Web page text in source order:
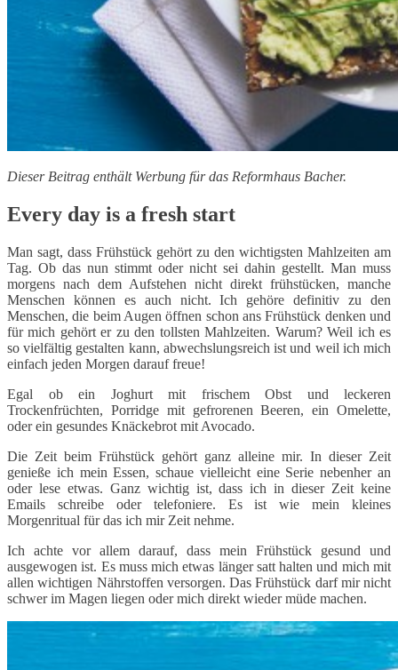
Dieser Beitrag enthält Werbung für das Reformhaus Bacher.
Every day is a fresh start
Man sagt, dass Frühstück gehört zu den wichtigsten Mahlzeiten am
Tag. Ob das nun stimmt oder nicht sei dahin gestellt. Man muss
morgens nach dem Aufstehen nicht direkt frühstücken, manche
Menschen können es auch nicht. Ich gehöre definitiv zu den
Menschen, die beim Augen öffnen schon ans Frühstück denken und
für mich gehört er zu den tollsten Mahlzeiten. Warum? Weil ich es
so vielfältig gestalten kann, abwechslungsreich ist und weil ich mich
einfach jeden Morgen darauf freue!
Egal ob ein Joghurt mit frischem Obst und leckeren
Trockenfrüchten, Porridge mit gefrorenen Beeren, ein Omelette,
oder ein gesundes Knäckebrot mit Avocado.
Die Zeit beim Frühstück gehört ganz alleine mir. In dieser Zeit
genieße ich mein Essen, schaue vielleicht eine Serie nebenher an
oder lese etwas. Ganz wichtig ist, dass ich in dieser Zeit keine
Emails schreibe oder telefoniere. Es ist wie mein kleines
Morgenritual für das ich mir Zeit nehme.
Ich achte vor allem darauf, dass mein Frühstück gesund und
ausgewogen ist. Es muss mich etwas länger satt halten und mich mit
allen wichtigen Nährstoffen versorgen. Das Frühstück darf mir nicht
schwer im Magen liegen oder mich direkt wieder müde machen.